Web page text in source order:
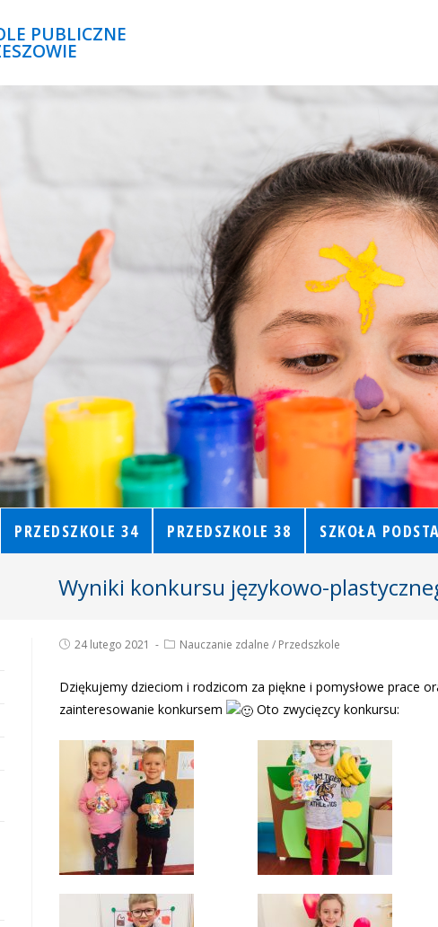
PUBLICZNE
PRZEDSZKOLE 34 PRZEDSZKOLE 38 SZKOŁA
Wyniki konkursu językowo-
24 lutego 2021 Nauczanie zdalne / Przedszkole
Dziękujemy dzieciom i rodzicom za piękne i pomysłowe prace
zainteresowanie konkursem
Oto zwycięzcy konkursu: